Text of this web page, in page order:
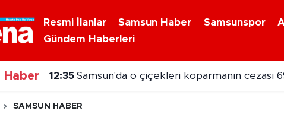
Resmi İlanlar Samsun Haber Samsunspor
Gündem Haberleri
Haber 12:35 Samsun'da o çiçekleri koparmanın cezası
12:20 Samsun'da akülü arabaya gizlenmiş
SAMSUN HABER